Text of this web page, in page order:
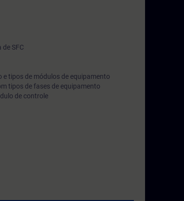
SFC
tipos de módulos de equipamento
tipos de fases de equipamento
de controle